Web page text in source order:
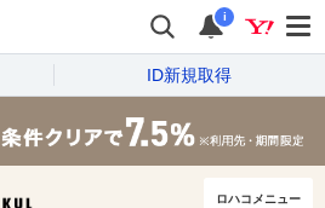
i
ID新規取得
ロハコメニュー